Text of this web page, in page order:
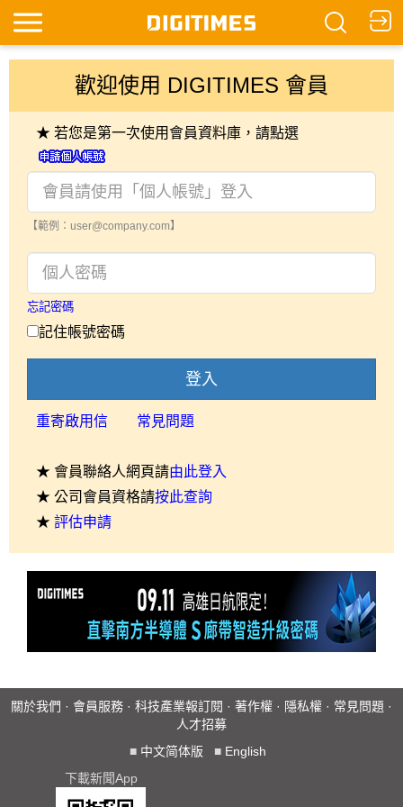
歡迎使用 DIGITIMES 會員
★ 若您是第一次使用會員資料庫，請點選
【範例：user@company.com】
忘記密碼
記住帳號密碼
登入
重寄啟用信 常見問題
★ 會員聯絡人網頁請由此登入
★ 公司會員資格請按此查詢
★ 評估申請
關於我們 · 會員服務 · 科技產業報訂閱 · 著作權 · 隱私權 · 常見問題 ·
人才招募
■ 中文简体版 ■ English
下載新聞App